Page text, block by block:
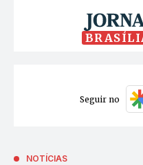
Seguir no
NOTÍCIAS